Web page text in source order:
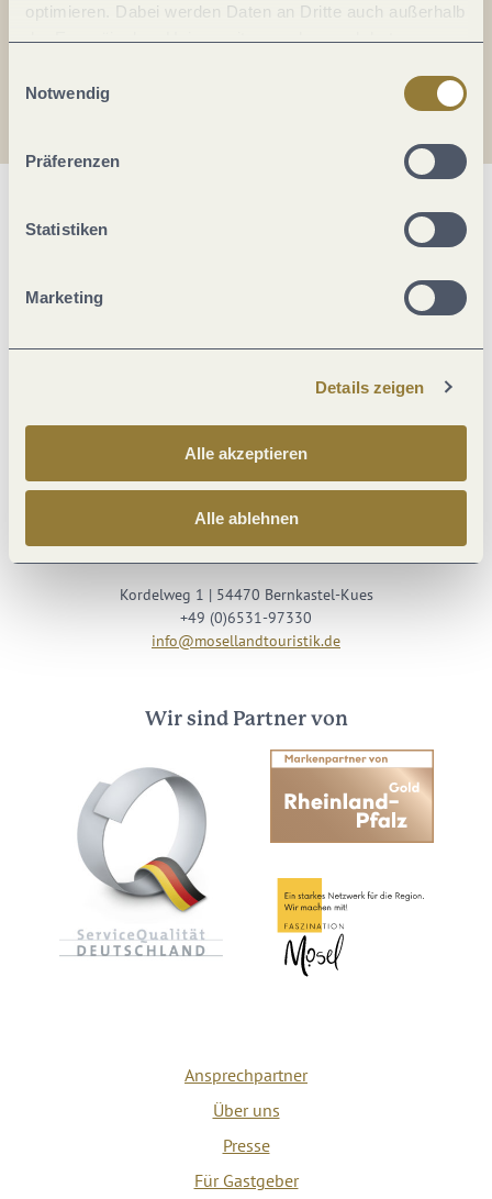
optimieren. Dabei werden Daten an Dritte auch außerhalb
der Europäischen Union weitergegeben und dort
jederzeit widerrufen werden. Mit der Auswahl "Alle
ablehnen" kann es zu Beeinträchtigungen in der Nutzung
Notwendig
Präferenzen
Statistiken
Marketing
Details zeigen
Alle akzeptieren
Alle ablehnen
Besuche uns auf
Youtube
Kordelweg 1 | 54470 Bernkastel-Kues
+49 (0)6531-97330
info@mosellandtouristik.de
Wir sind Partner von
Ansprechpartner
Über uns
Presse
Für Gastgeber